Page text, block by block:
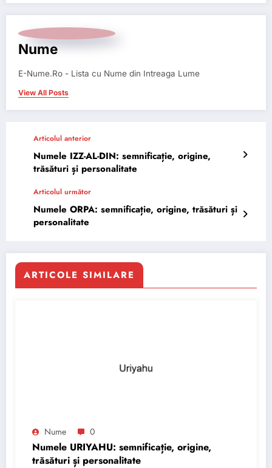
Nume
E-Nume.Ro - Lista cu Nume din Intreaga Lume
View All Posts
Articolul anterior
Numele IZZ-AL-DIN: semnificație, origine,
trăsături și personalitate
Articolul următor
Numele ORPA: semnificație, origine, trăsături și
personalitate
ARTICOLE SIMILARE
Nume 0
Numele URIYAHU: semnificație, origine,
trăsături și personalitate